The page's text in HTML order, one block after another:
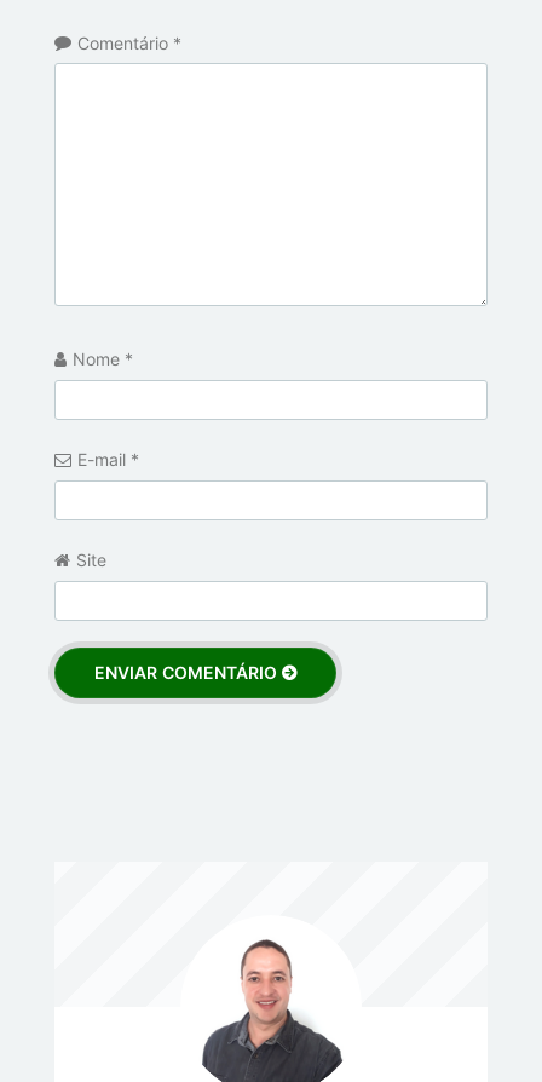
Comentário *
Nome *
E-mail *
Site